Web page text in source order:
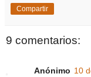
Compartir
9 comentarios:
Anónimo 10